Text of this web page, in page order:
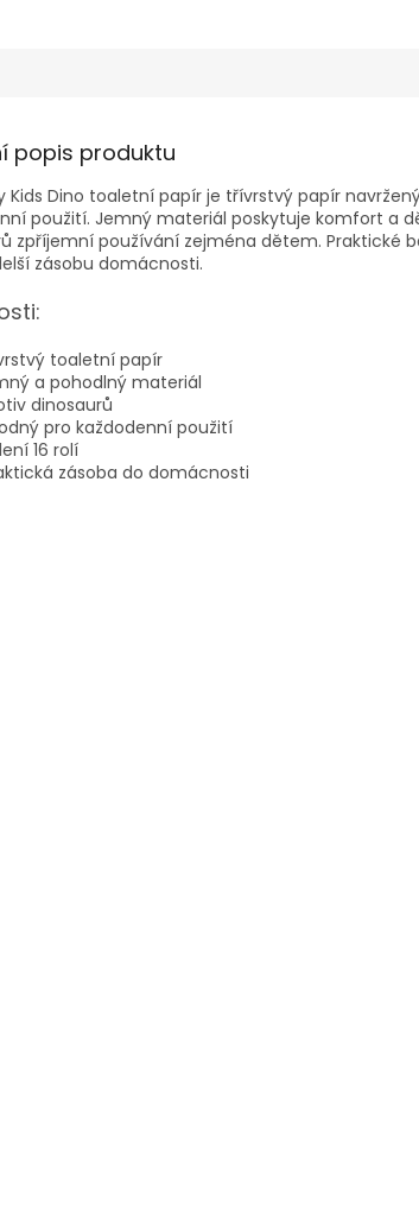
popis produktu
Kids Dino toaletní papír je třívrstvý papír
použití. Jemný materiál poskytuje komfort a
zpříjemní používání zejména dětem. Praktické
zásobu domácnosti.
toaletní papír
a pohodlný materiál
dinosaurů
pro každodenní použití
16 rolí
zásoba do domácnosti